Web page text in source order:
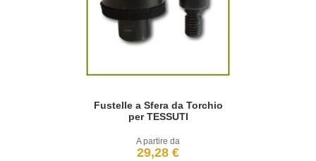
Fustelle a Sfera da Torchio
per TESSUTI
A partire da
29,28 €